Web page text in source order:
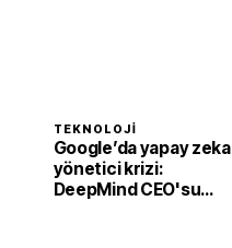
TEKNOLOJI
Google’da yapay zeka
yönetici krizi:
DeepMind CEO'su